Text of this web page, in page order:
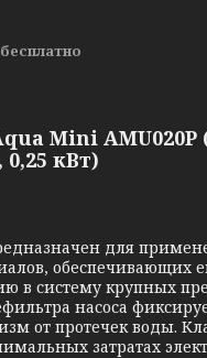
бесплатно
Mini AMU020P
кВт)
для
обеспечивающих
в систему крупных
насоса
от протечек воды.
затратах